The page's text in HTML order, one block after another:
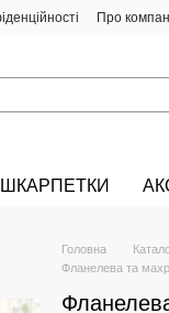
Про
ШКАРПЕТКИ
Головна
Фланелева та